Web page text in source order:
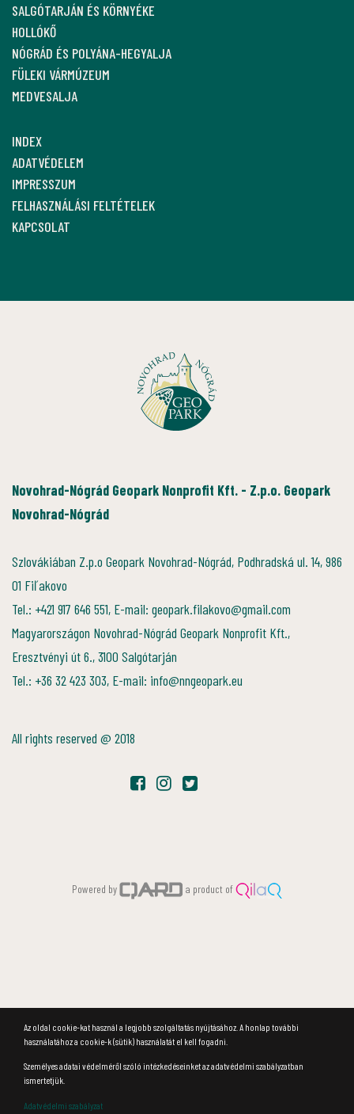
SALGÓTARJÁN ÉS KÖRNYÉKE
HOLLÓKŐ
NÓGRÁD ÉS POLYÁNA-HEGYALJA
FÜLEKI VÁRMÚZEUM
MEDVESALJA
INDEX
ADATVÉDELEM
IMPRESSZUM
FELHASZNÁLÁSI FELTÉTELEK
KAPCSOLAT
Novohrad-Nógrád Geopark Nonprofit Kft. - Z.p.o. Geopark
Novohrad-Nógrád
Szlovákiában Z.p.o Geopark Novohrad-Nógrád, Podhradská ul. 14, 986
01 Fiľakovo
Tel.: +421 917 646 551, E-mail: geopark.filakovo@gmail.com
Magyarországon Novohrad-Nógrád Geopark Nonprofit Kft.,
Eresztvényi út 6., 3100 Salgótarján
Tel.: +36 32 423 303, E-mail: info@nngeopark.eu
All rights reserved @ 2018
Powered by a product of
Az oldal cookie-kat használ a legjobb szolgáltatás nyújtásához. A honlap további
használatához a cookie-k (sütik) használatát el kell fogadni.
Személyes adatai védelméről szóló intézkedéseinket az adatvédelmi szabályzatban
ismertetjük.
Adatvédelmi szabályzat